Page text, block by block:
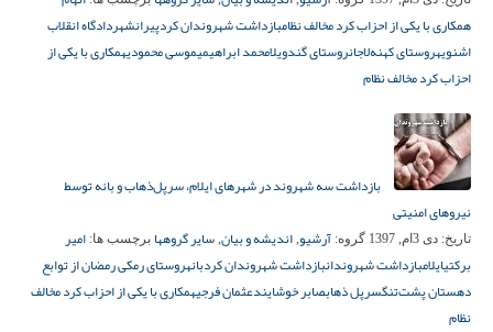
همکاری با یکی از احزاب کرد مخالف نظامبازداشت شهروندان کردپیرانشهردادگاه انقلاب
اشنویهروستای کهنه‌لاجانروستای گندویلامحمد ابراهیمیموسی محمودیهمکاری با یکی از
احزاب کرد مخالف نظام
بازداشت سه شهروند در شهرهای ایلام، سرپل‌ذهاب و بانه توسط
نیروهای امنیتی
تاریخ: دی 3ام, 1397 گروه: آرشیو, اندیشه و بیان, سایر گروهها برچسب ها: امیر
برکتیایلامبازداشت شهروندانبازداشت شهروندان کردبانهروستای رمکی رمضان از توابع
دهستان پشت‌تنگسرپل ذهابصابر خوشایندعثمان فرجیهمکاری با یکی از احزاب کرد مخالف
نظام